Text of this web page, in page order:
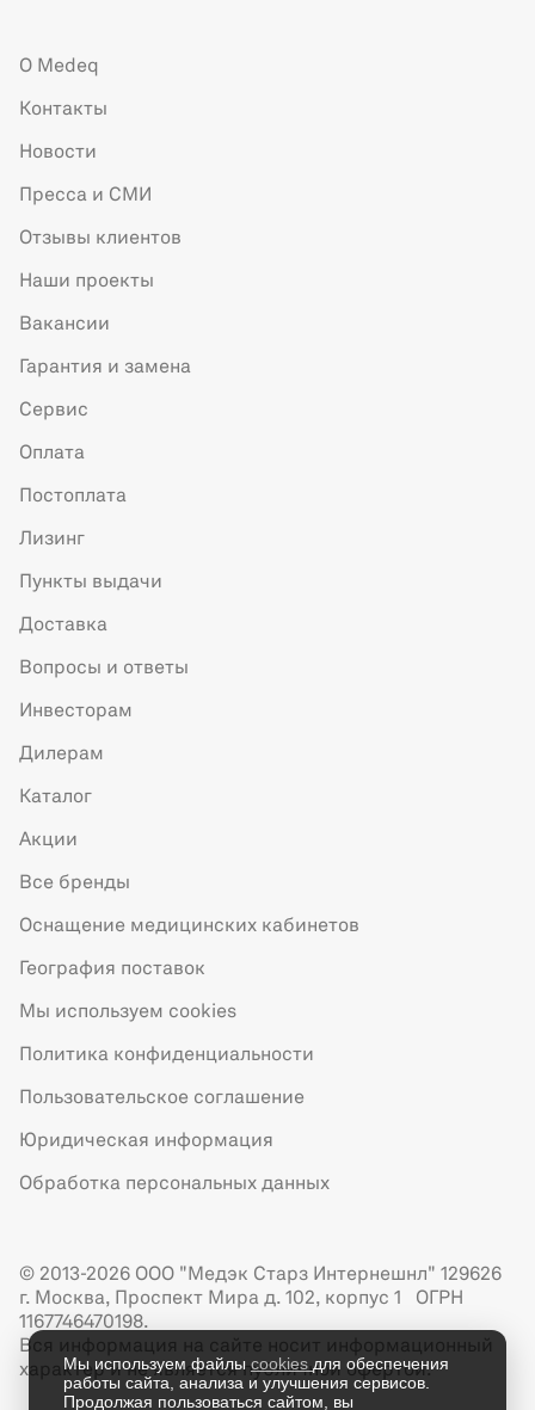
О Medeq
Контакты
Новости
Пресса и СМИ
Отзывы клиентов
Наши проекты
Вакансии
Гарантия и замена
Сервис
Оплата
Постоплата
Лизинг
Пункты выдачи
Доставка
Вопросы и ответы
Инвесторам
Дилерам
Каталог
Акции
Все бренды
Оснащение медицинских кабинетов
География поставок
Мы используем cookies
Политика конфиденциальности
Пользовательское соглашение
Юридическая информация
Обработка персональных данных
© 2013-2026 ООО "Медэк Старз Интернешнл" 129626
г. Москва, Проспект Мира д. 102, корпус 1 ОГРН
1167746470198.
Вся информация на сайте носит информационный
характер и не является публичной офертой.
Мы используем файлыcookies для обеспечения
работы сайта, анализа и улучшения сервисов.
Продолжая пользоваться сайтом, вы